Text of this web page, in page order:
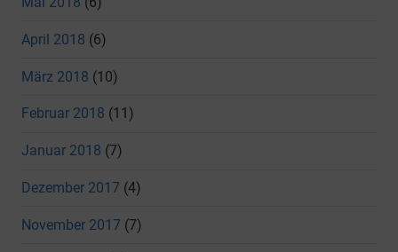
April 2018 (6)
März 2018 (10)
Februar 2018 (11)
Januar 2018 (7)
Dezember 2017 (4)
November 2017 (7)